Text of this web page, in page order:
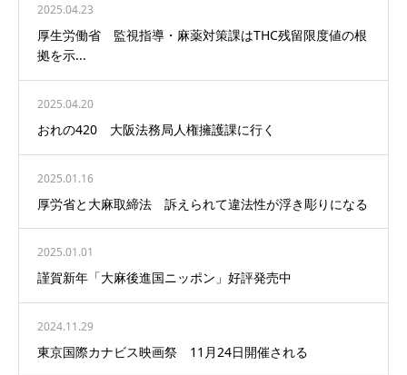
2025.04.23
厚生労働省 監視指導・麻薬対策課はTHC残留限度値の根
拠を示...
2025.04.20
おれの420 大阪法務局人権擁護課に行く
2025.01.16
厚労省と大麻取締法 訴えられて違法性が浮き彫りになる
2025.01.01
謹賀新年「大麻後進国ニッポン」好評発売中
2024.11.29
東京国際カナビス映画祭 11月24日開催される